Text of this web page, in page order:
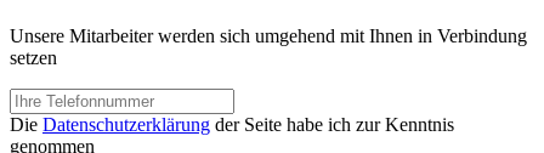
Unsere Mitarbeiter werden sich umgehend mit Ihnen in Verbindung
setzen
Die Datenschutzerklärung der Seite habe ich zur Kenntnis
genommen